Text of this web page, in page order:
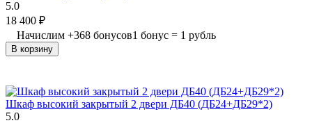
5.0
18 400 ₽
Начислим +368 бонусов1 бонус = 1 рубль
В корзину
Шкаф высокий закрытый 2 двери ДБ40 (ДБ24+ДБ29*2)
5.0